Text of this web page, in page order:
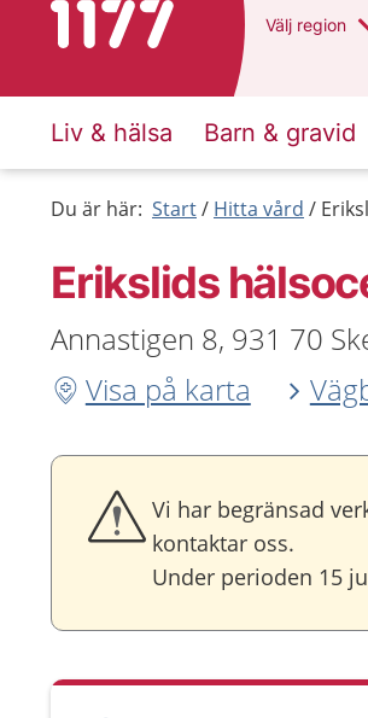
Till startsidan för 1177 Välj region
Liv & hälsa Barn & gravid
Du är här: Start Hitta vård
Erikslids
Annastigen 8, 931 70
Visa på karta
Vi har begränsad
kontaktar oss.
Under perioden 15